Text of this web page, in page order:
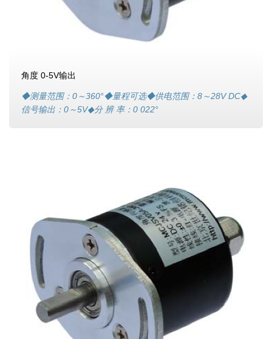
角度 0-5V输出
◆测量范围：0～360°◆量程可选◆供电范围：8～28V DC◆
信号输出：0～5V◆分 辨 率：0 022°